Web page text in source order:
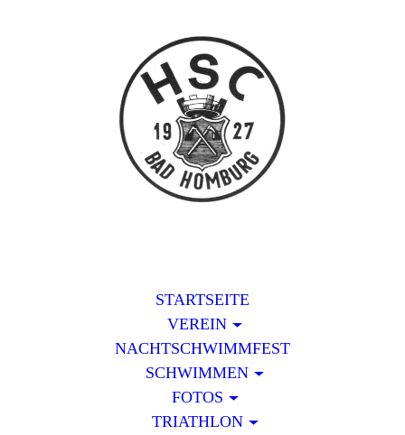
STARTSEITE
VEREIN
NACHTSCHWIMMFEST
SCHWIMMEN
FOTOS
TRIATHLON